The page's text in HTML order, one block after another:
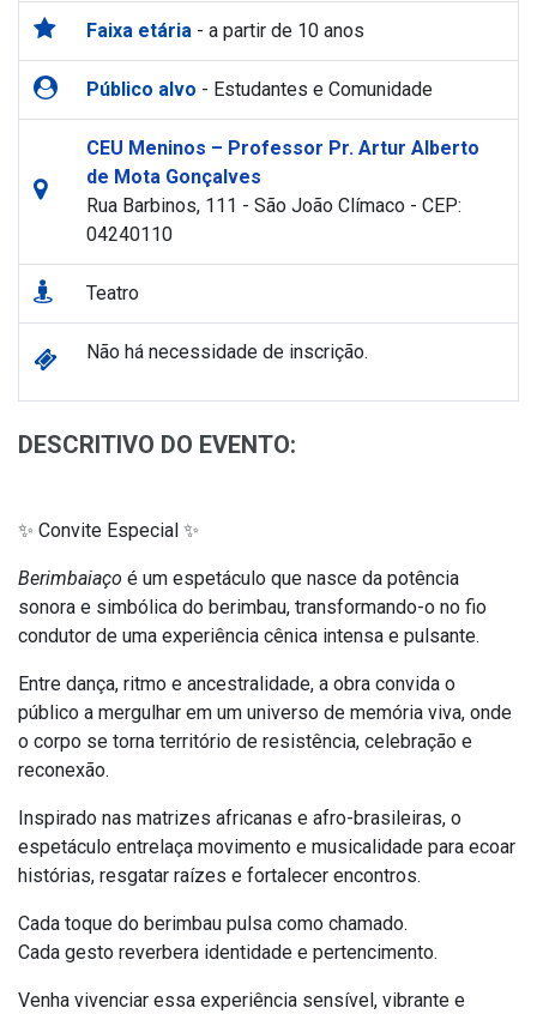
Faixa etária - a partir de 10 anos
Público alvo - Estudantes e Comunidade
CEU Meninos – Professor Pr. Artur Alberto
de Mota Gonçalves
Rua Barbinos, 111 - São João Clímaco - CEP:
04240110
Teatro
Não há necessidade de inscrição.
DESCRITIVO DO EVENTO:
✨ Convite Especial ✨
Berimbaiaço é um espetáculo que nasce da potência
sonora e simbólica do berimbau, transformando-o no fio
condutor de uma experiência cênica intensa e pulsante.
Entre dança, ritmo e ancestralidade, a obra convida o
público a mergulhar em um universo de memória viva, onde
o corpo se torna território de resistência, celebração e
reconexão.
Inspirado nas matrizes africanas e afro-brasileiras, o
espetáculo entrelaça movimento e musicalidade para ecoar
histórias, resgatar raízes e fortalecer encontros.
Cada toque do berimbau pulsa como chamado.
Cada gesto reverbera identidade e pertencimento.
Venha vivenciar essa experiência sensível, vibrante e